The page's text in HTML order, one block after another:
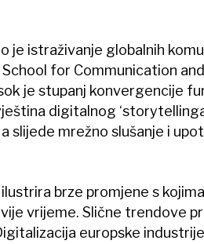
je istraživanje globalnih
for Communication
je stupanj konvergencije
digitalnog
slijede mrežno slušanje i
brze promjene s
vrijeme. Slične trendove
europske